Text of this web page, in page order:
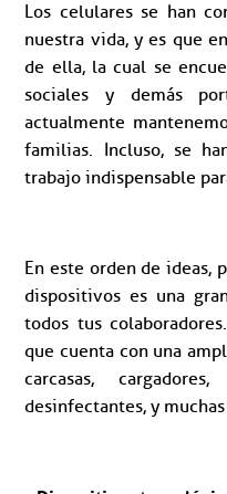
Los celulares se han
nuestra vida, y es que
de ella, la cual se
sociales y demás
actualmente
familias. Incluso, se
trabajo indispensable
En este orden de ideas,
dispositivos es una
todos tus
que cuenta con una
carcasas,
desinfectantes, y muchas